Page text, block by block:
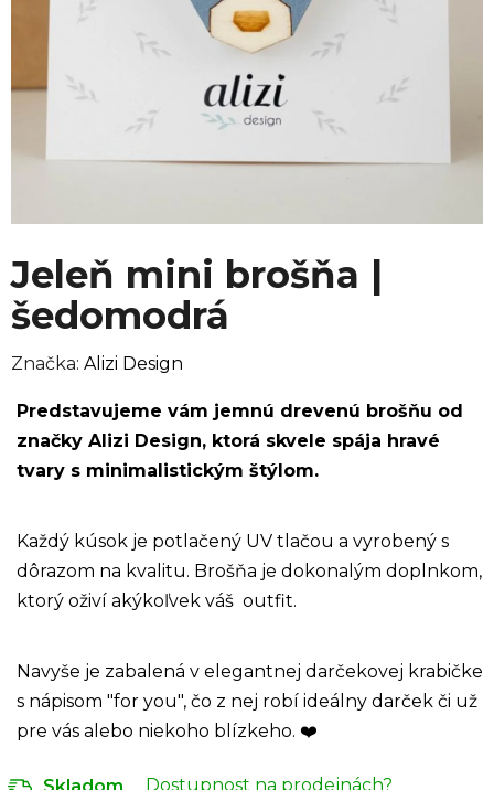
Jeleň mini brošňa |
šedomodrá
Značka: Alizi Design
Predstavujeme vám jemnú drevenú brošňu od
značky Alizi Design, ktorá skvele spája hravé
tvary s minimalistickým štýlom.
Každý kúsok je potlačený UV tlačou a vyrobený s
dôrazom na kvalitu. Brošňa je dokonalým doplnkom,
ktorý oživí akýkoľvek váš outfit.
Navyše je zabalená v elegantnej darčekovej krabičke
s nápisom "for you", čo z nej robí ideálny darček či už
pre vás alebo niekoho blízkeho. ❤️
Skladom Dostupnost na prodejnách?